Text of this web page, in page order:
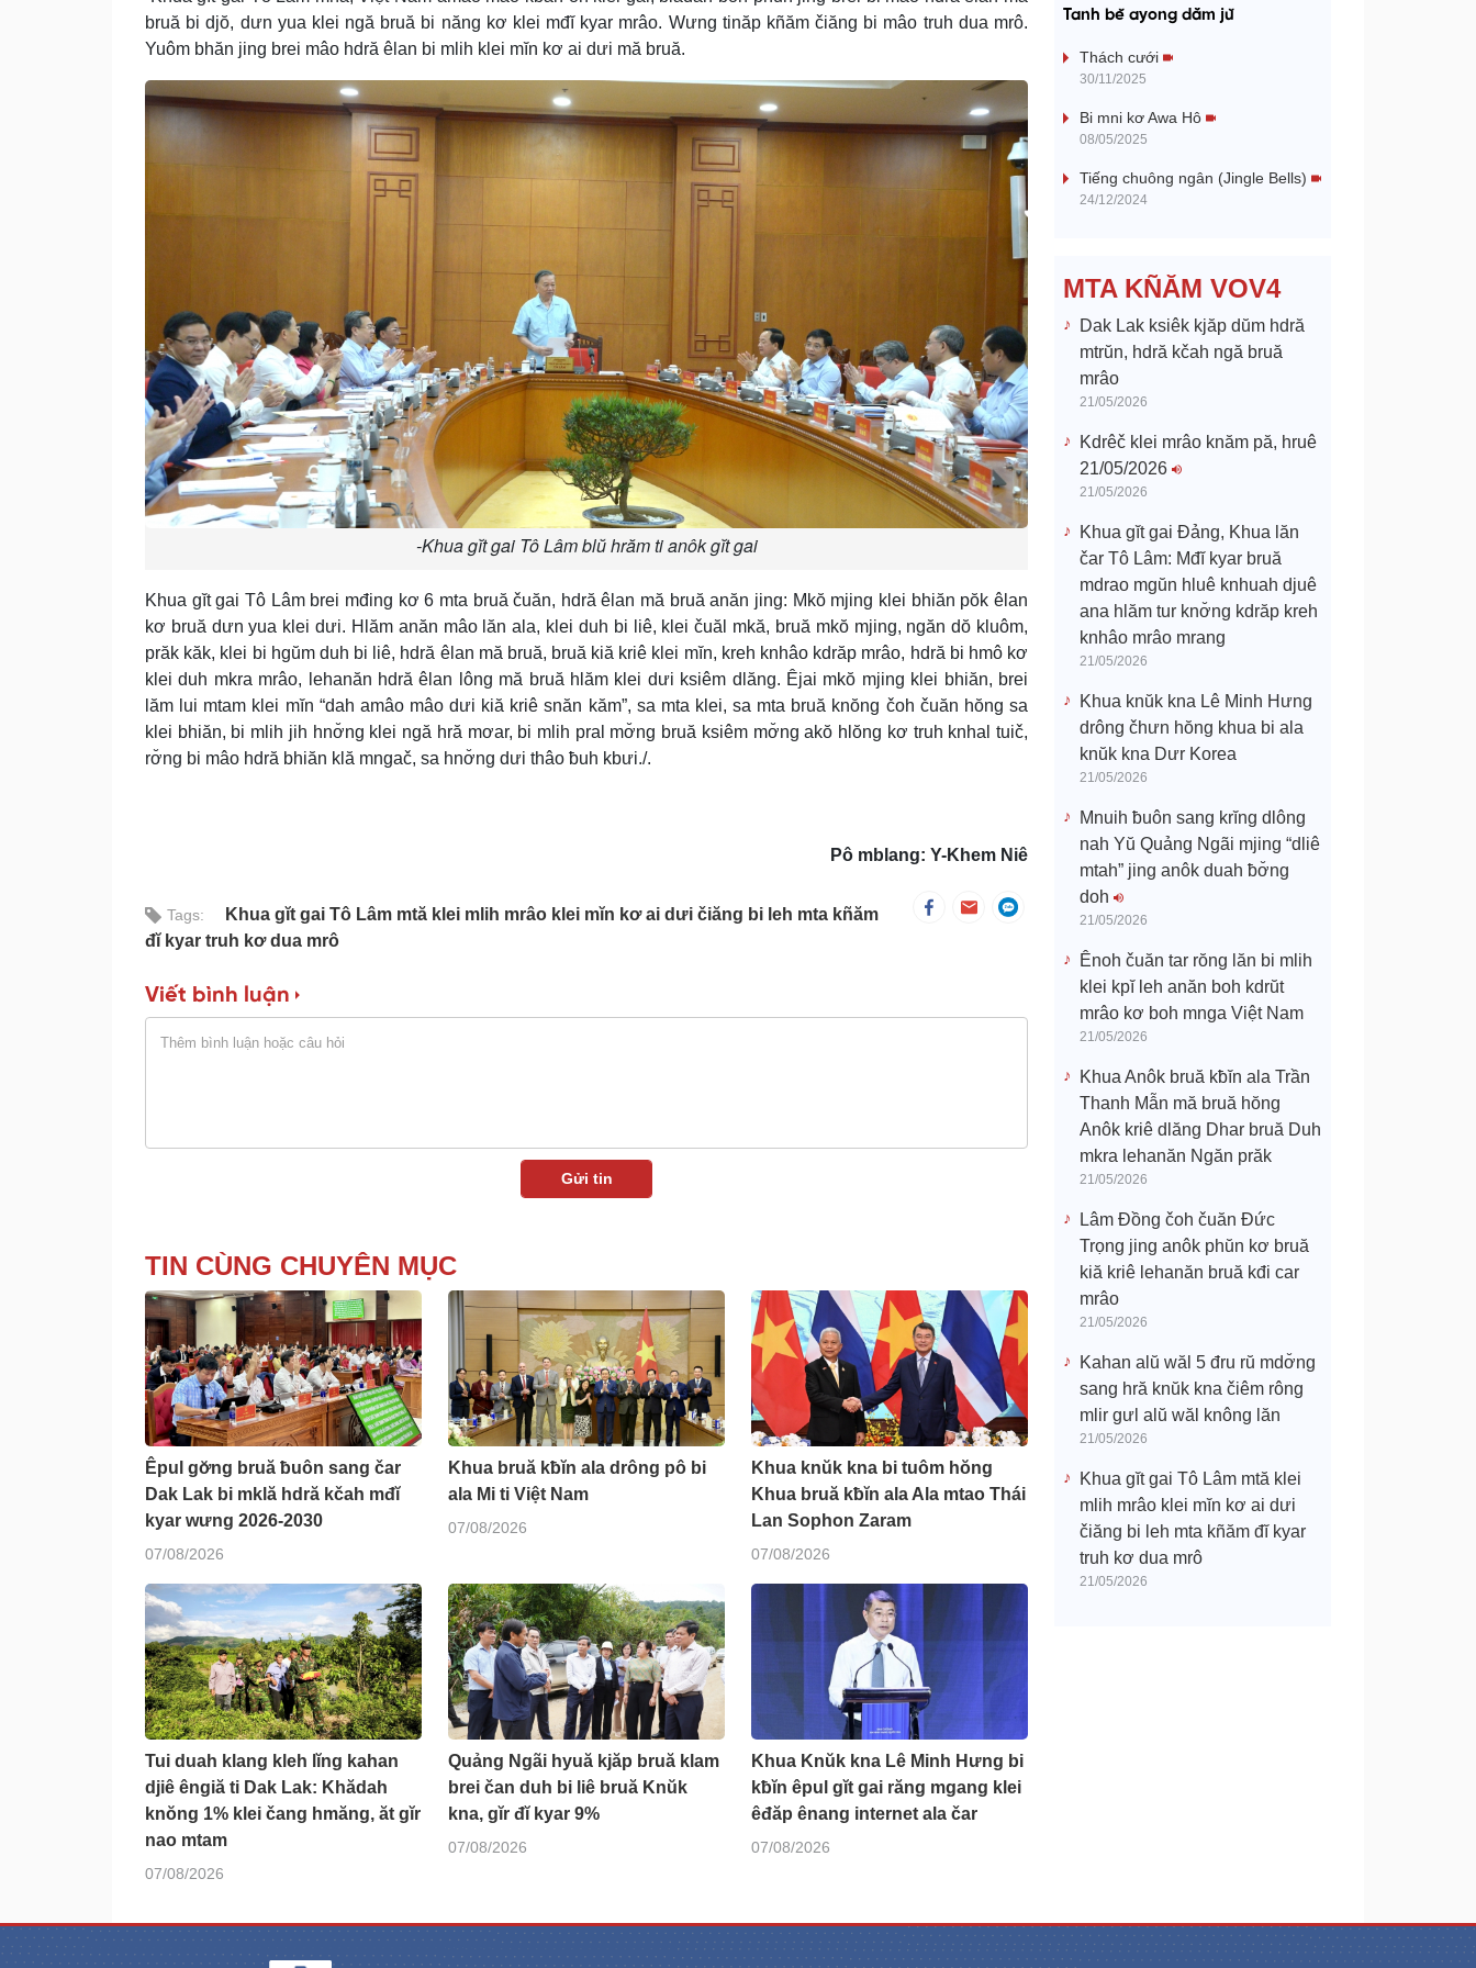
bruă bi djŏ, dưn yua klei ngă bruă bi năng kơ klei mđĭ kyar mrâo. Wưng tinăp kñăm čiăng bi mâo truh dua mrô.
Yuôm bhăn jing brei mâo hdră êlan bi mlih klei mĭn kơ ai dưi mă bruă.
-Khua gĭt gai Tô Lâm blŭ hrăm ti anôk gĭt gai
Khua gĭt gai Tô Lâm brei mđing kơ 6 mta bruă čuăn, hdră êlan mă bruă anăn jing: Mkŏ mjing klei bhiăn pŏk êlan
kơ bruă dưn yua klei dưi. Hlăm anăn mâo lăn ala, klei duh bi liê, klei čuăl mkă, bruă mkŏ mjing, ngăn dŏ kluôm,
prăk kăk, klei bi hgŭm duh bi liê, hdră êlan mă bruă, bruă kiă kriê klei mĭn, kreh knhâo kdrăp mrâo, hdră bi hmô kơ
klei duh mkra mrâo, lehanăn hdră êlan lông mă bruă hlăm klei dưi ksiêm dlăng. Êjai mkŏ mjing klei bhiăn, brei
lăm lui mtam klei mĭn “dah amâo mâo dưi kiă kriê snăn kăm”, sa mta klei, sa mta bruă knŏng čoh čuăn hŏng sa
klei bhiăn, bi mlih jih hnơ̆ng klei ngă hră mơar, bi mlih pral mơ̆ng bruă ksiêm mơ̆ng akŏ hlŏng kơ truh knhal tuič,
rơ̆ng bi mâo hdră bhiăn klă mngač, sa hnơ̆ng dưi thâo ƀuh kbưi./.
Pô mblang: Y-Khem Niê
Tags:
Khua gĭt gai Tô Lâm mtă klei mlih mrâo klei mĭn kơ ai dưi čiăng bi leh mta kñăm
đĭ kyar truh kơ dua mrô
Viết bình luận
TIN CÙNG CHUYÊN MỤC
Êpul gơ̆ng bruă ƀuôn sang čar
Dak Lak bi mklă hdră kčah mđĭ
kyar wưng 2026-2030
07/08/2026
Khua bruă kƀĭn ala drông pô bi
ala Mi ti Việt Nam
07/08/2026
Khua knŭk kna bi tuôm hŏng
Khua bruă kƀĭn ala Ala mtao Thái
Lan Sophon Zaram
07/08/2026
Tui duah klang kleh lĭng kahan
djiê êngiă ti Dak Lak: Khădah
knŏng 1% klei čang hmăng, ăt gĭr
nao mtam
07/08/2026
Quảng Ngãi hyuă kjăp bruă klam
brei čan duh bi liê bruă Knŭk
kna, gĭr đĭ kyar 9%
07/08/2026
Khua Knŭk kna Lê Minh Hưng bi
kƀĭn êpul gĭt gai răng mgang klei
êđăp ênang internet ala čar
07/08/2026
a
V
o
Tanh bĕ ayong dăm jŭ
Thách cưới
30/11/2025
Bi mni kơ Awa Hô
08/05/2025
Tiếng chuông ngân (Jingle Bells)
24/12/2024
MTA KÑĂM VOV4
Dak Lak ksiêk kjăp dŭm hdră
mtrŭn, hdră kčah ngă bruă
mrâo
21/05/2026
Kdrêč klei mrâo knăm pă, hruê
21/05/2026
21/05/2026
Khua gĭt gai Đảng, Khua lăn
čar Tô Lâm: Mđĭ kyar bruă
mdrao mgŭn hluê knhuah djuê
ana hlăm tur knơ̆ng kdrăp kreh
knhâo mrâo mrang
21/05/2026
Khua knŭk kna Lê Minh Hưng
drông čhưn hŏng khua bi ala
knŭk kna Dưr Korea
21/05/2026
Mnuih ƀuôn sang krĭng dlông
nah Yŭ Quảng Ngãi mjing “dliê
mtah” jing anôk duah ƀơ̆ng
doh
21/05/2026
Ênoh čuăn tar rŏng lăn bi mlih
klei kpĭ leh anăn boh kdrŭt
mrâo kơ boh mnga Việt Nam
21/05/2026
Khua Anôk bruă kƀĭn ala Trần
Thanh Mẫn mă bruă hŏng
Anôk kriê dlăng Dhar bruă Duh
mkra lehanăn Ngăn prăk
21/05/2026
Lâm Đồng čoh čuăn Đức
Trọng jing anôk phŭn kơ bruă
kiă kriê lehanăn bruă kđi car
mrâo
21/05/2026
Kahan alŭ wăl 5 đru rŭ mdơ̆ng
sang hră knŭk kna čiêm rông
mlir gưl alŭ wăl knông lăn
21/05/2026
Khua gĭt gai Tô Lâm mtă klei
mlih mrâo klei mĭn kơ ai dưi
čiăng bi leh mta kñăm đĭ kyar
truh kơ dua mrô
21/05/2026